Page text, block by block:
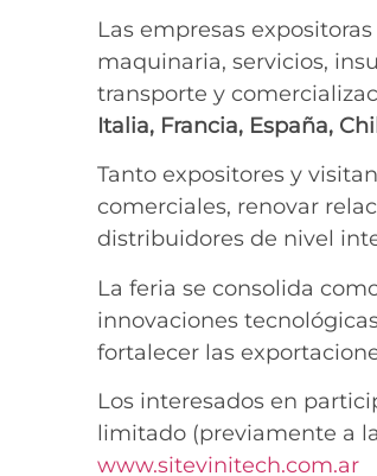
Las empresas
maquinaria, servicios,
transporte y
Italia, Francia, España,
Tanto expositores y
comerciales, renovar
distribuidores de nivel
La feria se consolida
innovaciones
fortalecer las
Los interesados en
limitado (previamente a
www.sitevinitech.com.ar